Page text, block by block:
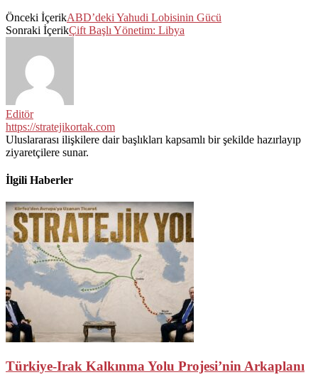
Önceki İçerikABD’deki Yahudi Lobisinin Gücü
Sonraki İçerikÇift Başlı Yönetim: Libya
Editör
https://stratejikortak.com
Uluslararası ilişkilere dair başlıkları kapsamlı bir şekilde hazırlayıp
ziyaretçilere sunar.
İlgili Haberler
Türkiye-Irak Kalkınma Yolu Projesi’nin Arkaplanı